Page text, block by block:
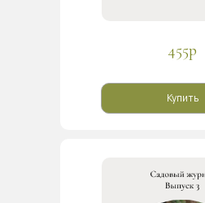
Купить
455р